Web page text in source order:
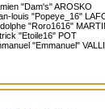
"Dam's" AROSKO
louis "Popeye_16"
"Roro1616"
"Etoile16" POT
"Emmanuel"